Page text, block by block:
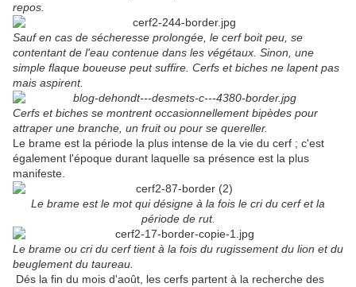
repos.
Sauf en cas de sécheresse prolongée, le cerf boit peu, se
contentant de l'eau contenue dans les végétaux. Sinon, une
simple flaque boueuse peut suffire. Cerfs et biches ne lapent pas
mais aspirent.
Cerfs et biches se montrent occasionnellement bipèdes pour
attraper une branche, un fruit ou pour se quereller.
Le brame est la période la plus intense de la vie du cerf ; c'est
également l'époque durant laquelle sa présence est la plus
manifeste.
Le brame est le mot qui désigne à la fois le cri du cerf et la
période de rut.
Le brame ou cri du cerf tient à la fois du rugissement du lion et du
beuglement du taureau.
Dés la fin du mois d'août, les cerfs partent à la recherche des